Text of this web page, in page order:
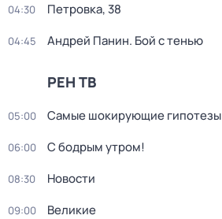
04:30 Петровка, 38
04:45 Андрей Панин. Бой с тенью
РЕН ТВ
05:00 Самые шoкиpующие гипотезы
06:00 С бодрым утром!
08:30 Новости
09:00 Великие